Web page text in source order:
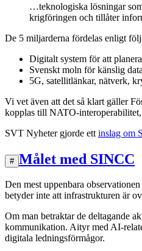
…teknologiska lösningar
krigföringen och tillåter
De 5 miljarderna fördelas enligt
Digitalt system för att
Svenskt moln för känslig
5G, satellitlänkar, nätverk,
Vi vet även att det så klart gäller
kopplas till NATO-
SVT Nyheter gjorde ett inslag om
# Målet med SINCC
Den mest uppenbara
betyder inte att infrastrukturen är
Om man betraktar de deltagande
kommunikation. Aityr med AI-
digitala ledningsförmågor.